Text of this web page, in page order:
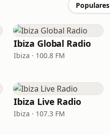
Populares
Ibiza Global Radio
Ibiza · 100.8 FM
Ibiza Live Radio
Ibiza · 107.3 FM